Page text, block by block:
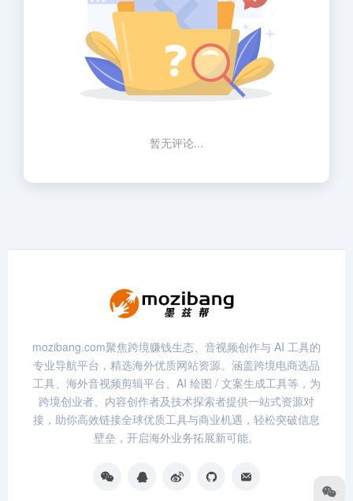
暂无评论...
mozibang.com聚焦跨境赚钱生态、音视频创作与 AI 工具的
专业导航平台，精选海外优质网站资源。涵盖跨境电商选品
工具、海外音视频剪辑平台、AI 绘图 / 文案生成工具等，为
跨境创业者、内容创作者及技术探索者提供一站式资源对
接，助你高效链接全球优质工具与商业机遇，轻松突破信息
壁垒，开启海外业务拓展新可能。